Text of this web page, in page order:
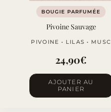
BOUGIE PARFUMÉE
Pivoine Sauvage
PIVOINE • LILAS • MUSC
24,90€
AJOUTER AU
PANIER